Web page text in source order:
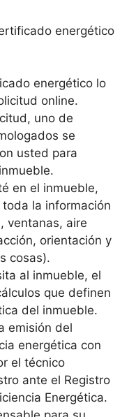
energético
energético lo
online.
uno de
se
usted para
en el inmueble,
la información
ventanas, aire
orientación y
cosas).
al inmueble, el
que definen
del inmueble.
emisión del
energética con
el técnico
ante el Registro
Energética.